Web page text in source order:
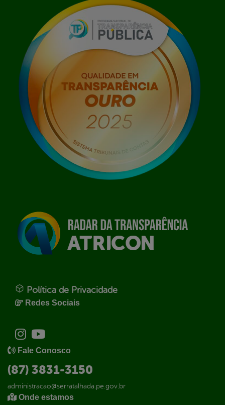
Política de Privacidade
Redes Sociais
Fale Conosco
(87) 3831-3150
administracao@serratalhada.pe.gov.br
Onde estamos